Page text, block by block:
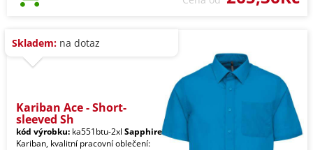
Skladem: na dotaz
Kariban Ace - Short-
sleeved Sh
kód výrobku: ka551btu-2xl Sapphire
Kariban, kvalitní pracovní oblečení: